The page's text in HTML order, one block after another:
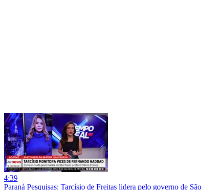
4:39
Paraná Pesquisas: Tarcísio de Freitas lidera pelo governo de São